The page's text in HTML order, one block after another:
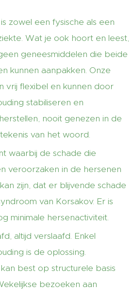
zowel een fysische als een
Wat je ook hoort en leest,
geneesmiddelen die beide
kunnen aanpakken. Onze
vrij flexibel en kunnen door
stabiliseren en
nooit genezen in de
van het woord.
waarbij de schade die
veroorzaken in de hersenen
zijn, dat er blijvende schade
van Korsakov. Er is
minimale hersenactiviteit.
altijd verslaafd. Enkel
is de oplossing.
best op structurele basis
bezoeken aan